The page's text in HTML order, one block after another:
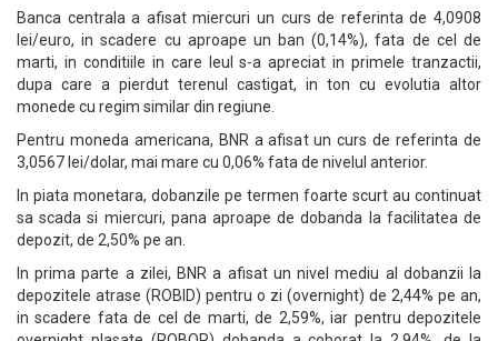
Banca centrala a afisat miercuri un curs de referinta de 4,0908
lei/euro, in scadere cu aproape un ban (0,14%), fata de cel de
marti, in conditiile in care leul s-a apreciat in primele tranzactii,
dupa care a pierdut terenul castigat, in ton cu evolutia altor
monede cu regim similar din regiune.
Pentru moneda americana, BNR a afisat un curs de referinta de
3,0567 lei/dolar, mai mare cu 0,06% fata de nivelul anterior.
In piata monetara, dobanzile pe termen foarte scurt au continuat
sa scada si miercuri, pana aproape de dobanda la facilitatea de
depozit, de 2,50% pe an.
In prima parte a zilei, BNR a afisat un nivel mediu al dobanzii la
depozitele atrase (ROBID) pentru o zi (overnight) de 2,44% pe an,
in scadere fata de cel de marti, de 2,59%, iar pentru depozitele